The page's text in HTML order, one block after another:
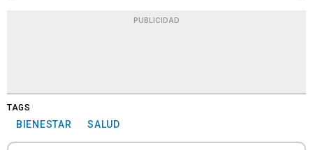
PUBLICIDAD
TAGS
BIENESTAR SALUD